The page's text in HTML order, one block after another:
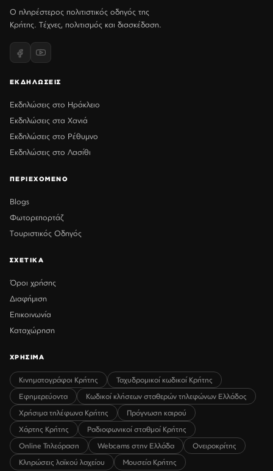
Ο πληρέστερος πολιτιστικός οδηγός της
Κρήτης. Τέχνες, πολιτισμός και διασκέδαση.
ΕΚΔΗΛΩΣΕΙΣ
Εκδηλώσεις στο Ηράκλειο
Εκδηλώσεις στα Χανιά
Εκδηλώσεις στο Ρέθυμνο
Εκδηλώσεις στο Λασίθι
ΠΕΡΙΕΧΟΜΕΝΟ
Blogs
Φωτορεπορτάζ
Τουριστικός Οδηγός
ΣΧΕΤΙΚΑ
Όροι χρήσης
Διαφήμιση
Επικοινωνία
Καταχώρηση
ΧΡΗΣΙΜΑ
Κινηματογράφοι Κρήτης
Ταχυδρομικοί κωδικοί Κρήτης
Εφημερεύοντα
Κωδικοί κλήσεων σταθερών τηλεφώνων Ελλάδος
Χρήσιμα τηλέφωνα Κρήτης
Πρόγνωση καιρού
Χάρτης Κρήτης
Ραδιοφωνικοί σταθμοί Κρήτης
Online Τηλεόραση
Webcams στην Ελλάδα
Ονειροκρίτης
Κληρώσεις λαϊκού λαχείου
Μουσεία Κρήτης